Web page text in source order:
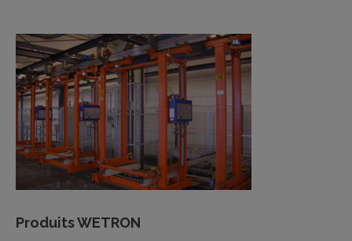
Produits WETRON